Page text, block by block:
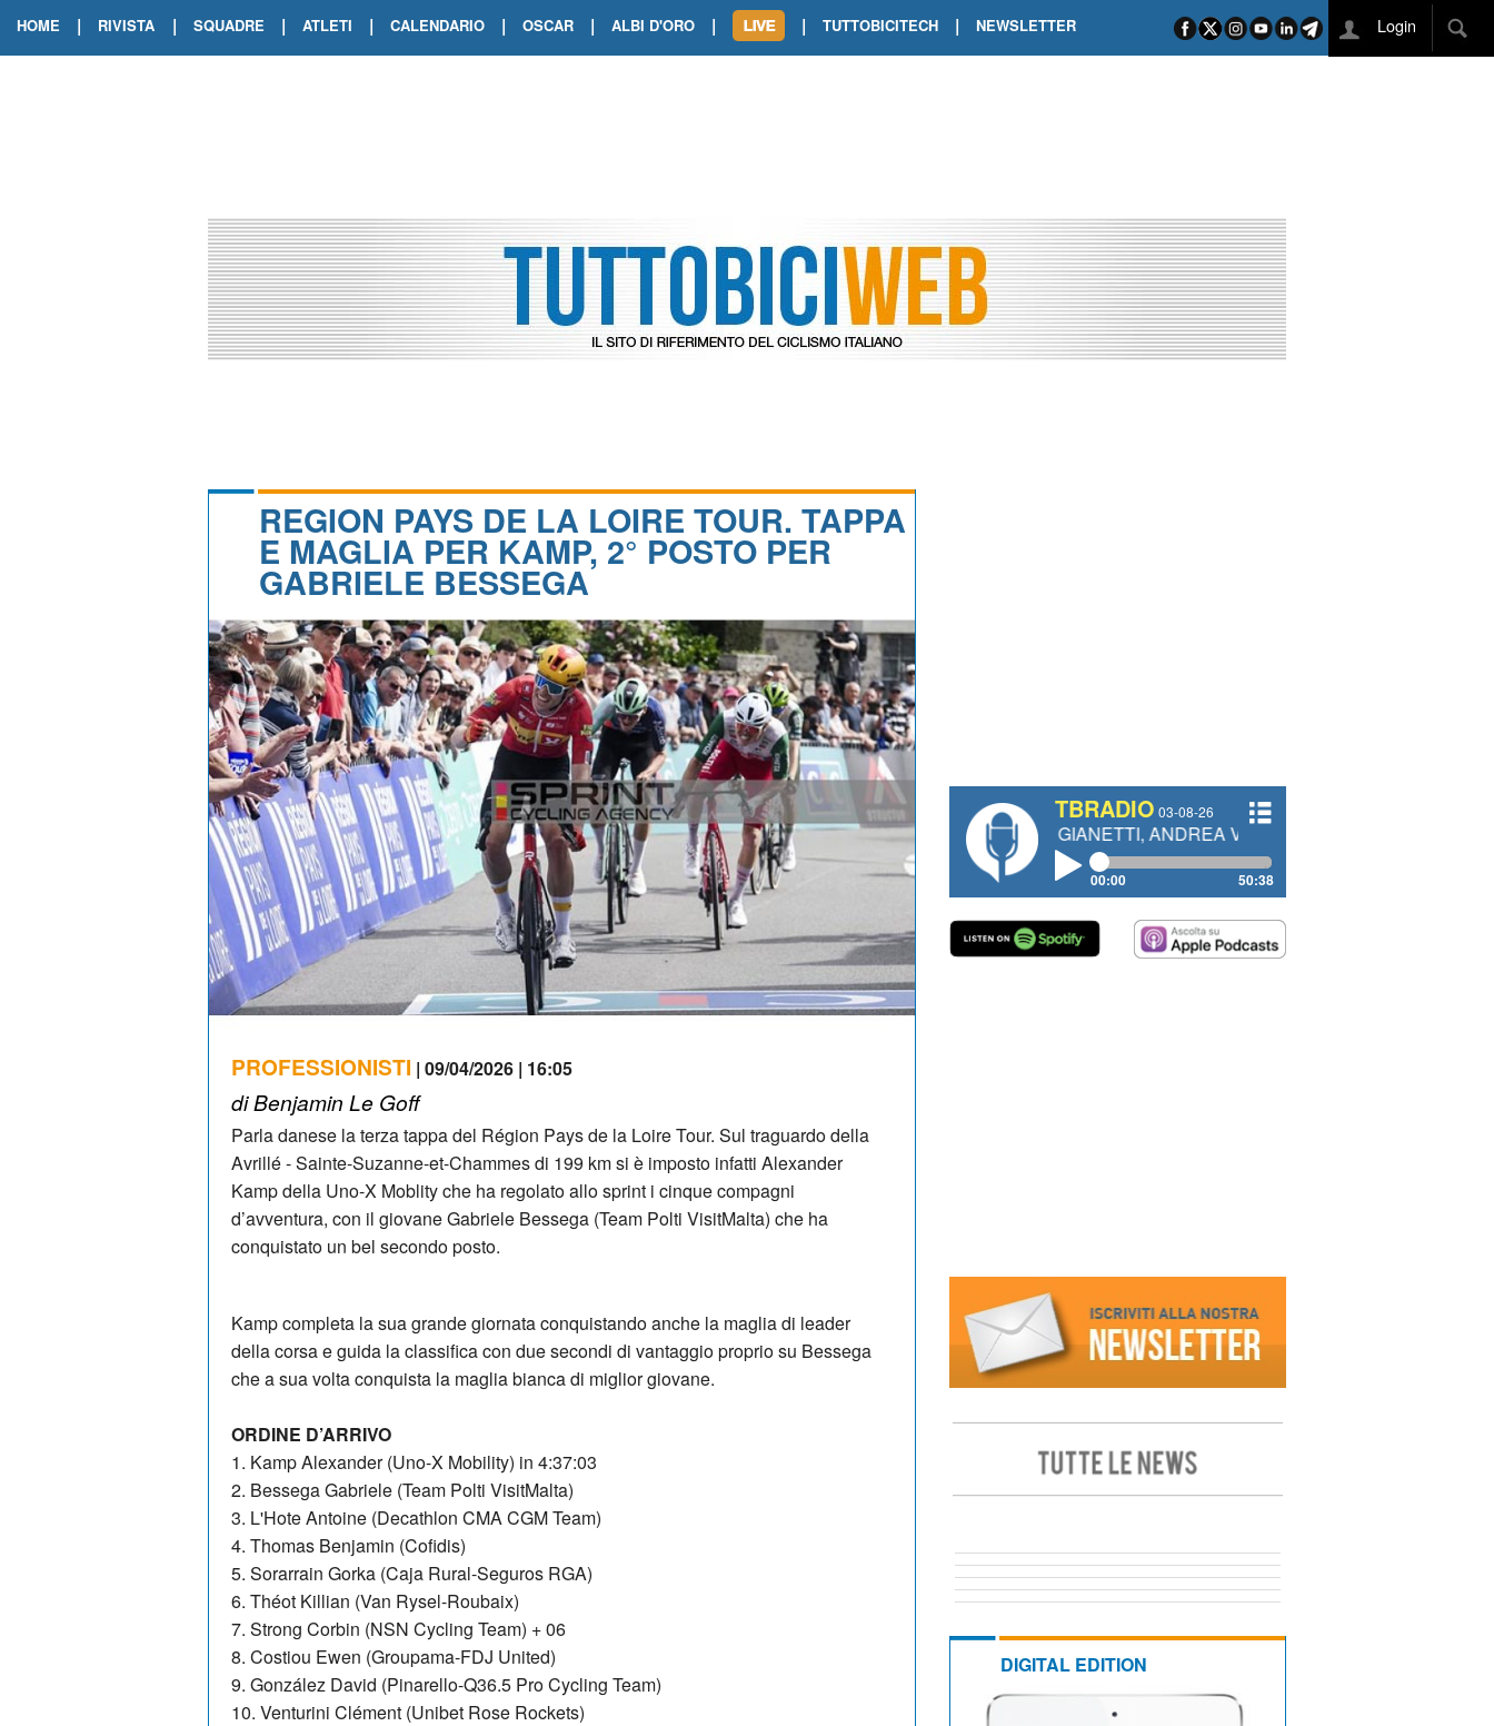
HOME | RIVISTA | SQUADRE | ATLETI | CALENDARIO | OSCAR | ALBI D'ORO |
TOUR DE FRANCE. ORCIERES-MERLETTE INCORONA CARAPAZ
TOUR DE FRANCE. A VOIRON TRIONFO DI PHILIPSEN SU SCHMID E KOOIJ
| TUTTOBICITECH | NEWSLETTER Login
REGION PAYS DE LA LOIRE TOUR. TAPPA
E MAGLIA PER KAMP, 2° POSTO PER
GABRIELE BESSEGA
PROFESSIONISTI | 09/04/2026 | 16:05
di Benjamin Le Goff
Parla danese la terza tappa del Région Pays de la Loire Tour. Sul traguardo della
Avrillé - Sainte-Suzanne-et-Chammes di 199 km si è imposto infatti Alexander
Kamp della Uno-X Moblity che ha regolato allo sprint i cinque compagni
d’avventura, con il giovane Gabriele Bessega (Team Polti VisitMalta) che ha
conquistato un bel secondo posto.
Kamp completa la sua grande giornata conquistando anche la maglia di leader
della corsa e guida la classifica con due secondi di vantaggio proprio su Bessega
che a sua volta conquista la maglia bianca di miglior giovane.
ORDINE D’ARRIVO
1. Kamp Alexander (Uno-X Mobility) in 4:37:03
2. Bessega Gabriele (Team Polti VisitMalta)
3. L'Hote Antoine (Decathlon CMA CGM Team)
4. Thomas Benjamin (Cofidis)
5. Sorarrain Gorka (Caja Rural-Seguros RGA)
6. Théot Killian (Van Rysel-Roubaix)
7. Strong Corbin (NSN Cycling Team) + 06
8. Costiou Ewen (Groupama-FDJ United)
9. González David (Pinarello-Q36.5 Pro Cycling Team)
10. Venturini Clément (Unibet Rose Rockets)
TBRADIO 03-08-26
#334 CHARLY WEGELIUS, MAURO GIANETTI, ANDREA VENDRAME, FILIPPO FIORELLI
00:00 50:38
DIGITAL EDITION